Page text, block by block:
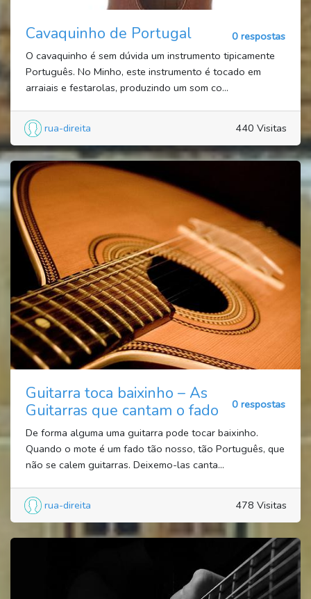
Cavaquinho de Portugal
0 respostas
O cavaquinho é sem dúvida um instrumento tipicamente
Português. No Minho, este instrumento é tocado em
arraiais e festarolas, produzindo um som co...
rua-direita 440 Visitas
Guitarra toca baixinho – As
Guitarras que cantam o fado
0 respostas
De forma alguma uma guitarra pode tocar baixinho.
Quando o mote é um fado tão nosso, tão Português, que
não se calem guitarras. Deixemo-las canta...
rua-direita 478 Visitas